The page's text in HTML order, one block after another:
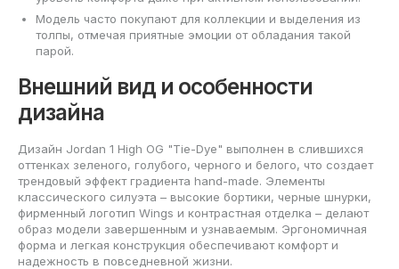
Модель часто покупают для коллекции и выделения из
толпы, отмечая приятные эмоции от обладания такой
парой.
Внешний вид и особенности
дизайна
Дизайн Jordan 1 High OG "Tie-Dye" выполнен в слившихся
оттенках зеленого, голубого, черного и белого, что создает
трендовый эффект градиента hand-made. Элементы
классического силуэта – высокие бортики, черные шнурки,
фирменный логотип Wings и контрастная отделка – делают
образ модели завершенным и узнаваемым. Эргономичная
форма и легкая конструкция обеспечивают комфорт и
надежность в повседневной жизни.